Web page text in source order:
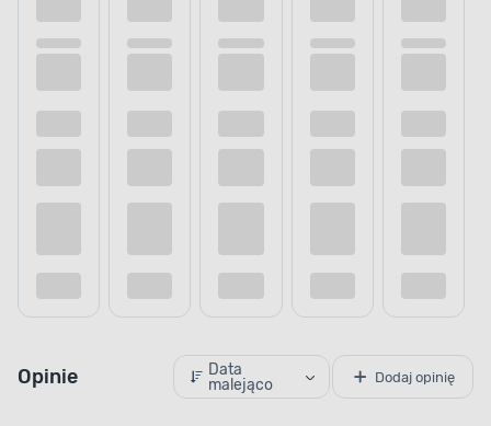
Opinie
Data
malejąco
Dodaj opinię